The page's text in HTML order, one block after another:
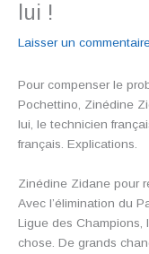
lui !
Laisser un
Pour compenser le
Pochettino, Zinédine
lui, le technicien
français. Explications.
Zinédine Zidane pour
Avec l’élimination du
Ligue des Champions,
chose. De grands